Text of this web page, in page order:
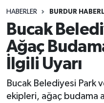
HABERLER BURDUR
Bucak
Ağaç
İlgili Uyarı
Bucak Belediyesi Park
ekipleri, ağaç budama
Spor
Tebrik
Türkiye